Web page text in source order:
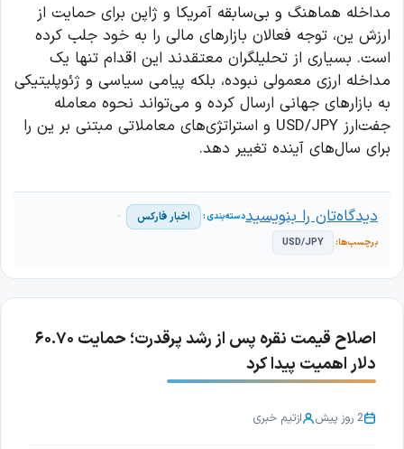
مداخله هماهنگ و بی‌سابقه آمریکا و ژاپن برای حمایت از
ارزش ین، توجه فعالان بازارهای مالی را به خود جلب کرده
است. بسیاری از تحلیلگران معتقدند این اقدام تنها یک
مداخله ارزی معمولی نبوده، بلکه پیامی سیاسی و ژئوپلیتیکی
به بازارهای جهانی ارسال کرده و می‌تواند نحوه معامله
جفت‌ارز USD/JPY و استراتژی‌های معاملاتی مبتنی بر ین را
برای سال‌های آینده تغییر دهد.
اخبار فارکس
USD/JPY
دیدگاه‌تان را بنویسید
اصلاح قیمت نقره پس از رشد پرقدرت؛ حمایت ۶۰.۷۰
دلار اهمیت پیدا کرد
2 روز پیش ازتیم خبری